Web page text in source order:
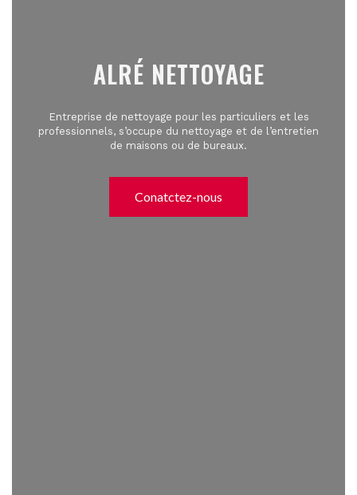
ALRÉ NETTOYAGE
Entreprise de nettoyage pour les particuliers et les
professionnels, s’occupe du nettoyage et de l’entretien
de maisons ou de bureaux.
Conatctez-nous